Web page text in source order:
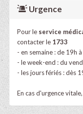
Urgence
Pour le service
contacter le 1733
- en semaine : de 19h
- le week-end : du
- les jours fériés : dès
En cas d'urgence